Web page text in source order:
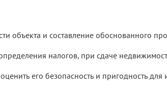
объекта и составление обоснованного
налогов, при сдаче
его безопасность и пригодность для